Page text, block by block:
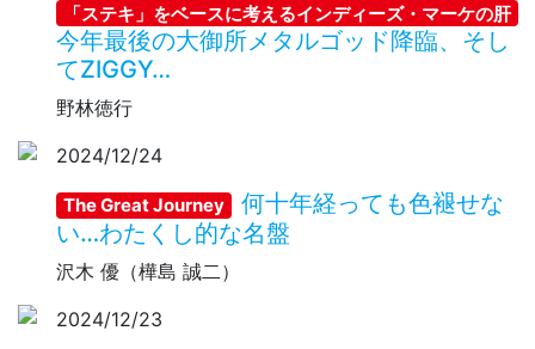
「ステキ」をベースに考えるインディーズ・マーケの肝
今年最後の大御所メタルゴッド降臨、そし
てZIGGY…
野林徳行
2024/12/24
The Great Journey
何十年経っても色褪せな
い…わたくし的な名盤
沢木 優（樺島 誠二）
2024/12/23